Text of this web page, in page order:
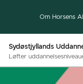
Om Horsens
Sydøstjyllands
Løfter